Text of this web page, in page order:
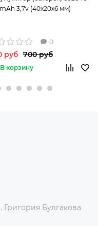
3,7v (40х20х6 мм)
0
руб 700 руб
В корзину
Григория Булгакова